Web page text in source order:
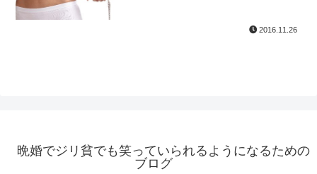
2016.11.26
晩婚でジリ貧でも笑っていられるようになるための
ブログ